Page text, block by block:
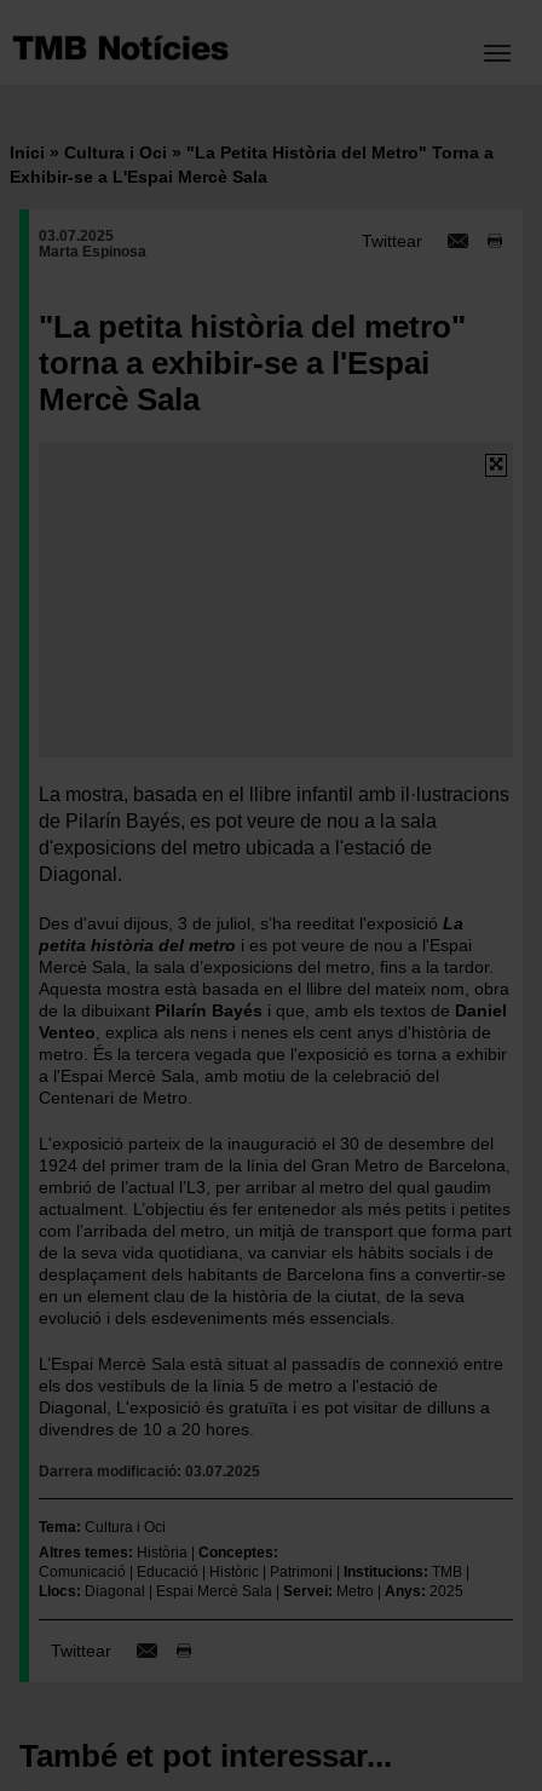
contingut
Fil
d'ariadna
Inici Cultura i Oci
"La Petita Història del Metro" Torna a
Exhibir-se a L'Espai Mercè Sala
Twittear
03.07.2025
Marta Espinosa
"La petita història del metro"
torna a exhibir-se a l'Espai
Mercè Sala
mostra
'La
petita
història
metro'
es
pot
veure
a
l'Espai
Mercè
Sala
/
Foto:
TMB
>La
mostra
'La
petita
història
del
metro'
es
pot
veure
a
l'Espai
Mercè
Sala
/
Foto:
TMB
La mostra, basada en el llibre infantil amb il·lustracions
de Pilarín Bayés, es pot veure de nou a la sala
d'exposicions del metro ubicada a l'estació de
Diagonal .
Des d'avui dijous, 3 de juliol, s’ha reeditat l'exposició La
petita història del metro i es pot veure de nou a l'Espai
Mercè Sala, la sala d’exposicions del metro, fins a la tardor.
Aquesta mostra està basada en el llibre del mateix nom, obra
de la dibuixant Pilarín Bayés i que, amb els textos de Daniel
Venteo, explica als nens i nenes els cent anys d'història de
metro. És la tercera vegada que l'exposició es torna a exhibir
a l'Espai Mercè Sala, amb motiu de la celebració del
Centenari de Metro.
L'exposició parteix de la inauguració el 30 de desembre del
1924 del primer tram de la línia del Gran Metro de Barcelona,
embrió de l’actual l’L3, per arribar al metro del qual gaudim
actualment. L’objectiu és fer entenedor als més petits i petites
com l’arribada del metro, un mitjà de transport que forma part
de la seva vida quotidiana, va canviar els hàbits socials i de
desplaçament dels habitants de Barcelona fins a convertir-se
en un element clau de la història de la ciutat, de la seva
evolució i dels esdeveniments més essencials.
L’Espai Mercè Sala està situat al passadís de connexió entre
els dos vestíbuls de la línia 5 de metro a l'estació de
Diagonal, L'exposició és gratuïta i es pot visitar de dilluns a
divendres de 10 a 20 hores.
Darrera modificació 03.07.2025
Tema Cultura i Oci
Altres temes
Història
Conceptes
Comunicació
Educació Històric Patrimoni Institucions TMB
Llocs
Diagonal Espai Mercè Sala Servei Metro Anys 2025
Twittear
També et pot interessar...